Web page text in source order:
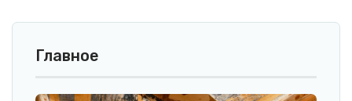
Главное